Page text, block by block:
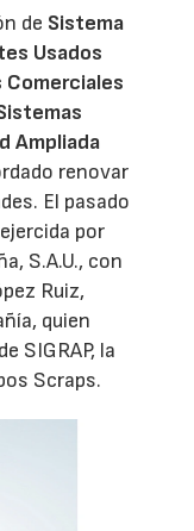
de Sistema
Usados
Comerciales
Ampliada
renovar
El pasado
por
S.A.U., con
Ruiz,
quien
SIGRAP, la
Scraps.